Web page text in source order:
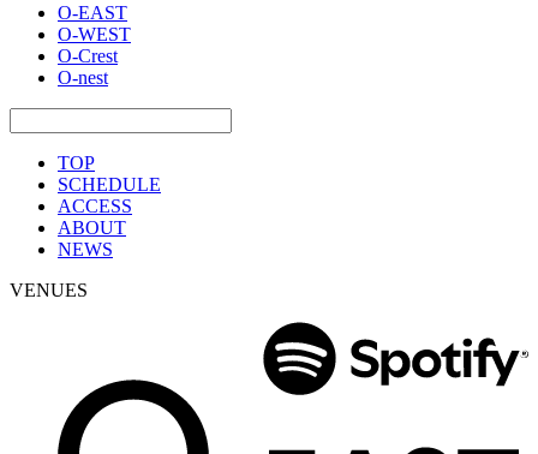
O-EAST
O-WEST
O-Crest
O-nest
TOP
SCHEDULE
ACCESS
ABOUT
NEWS
VENUES